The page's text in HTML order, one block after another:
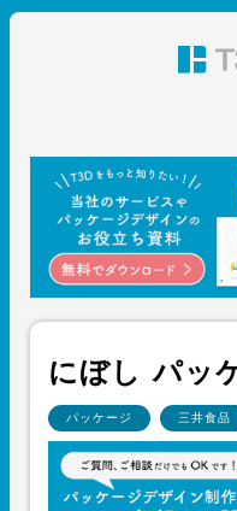
ン 株式会社T3デザイ
にぼし パッ
パッケージ 三井食品